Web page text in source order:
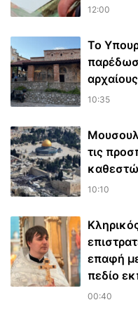
12:00
Το
10:35
τις
10:10
επαφή
πεδίο
00:40